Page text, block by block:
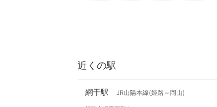
近くの駅
網干駅 JR山陽本線(姫路～岡山)